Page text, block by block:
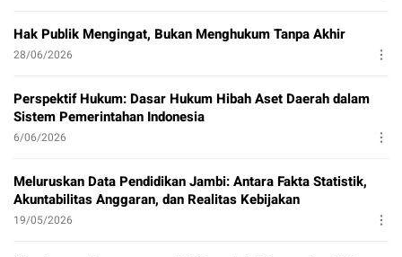
Hak Publik Mengingat, Bukan Menghukum Tanpa Akhir
28/06/2026
Perspektif Hukum: Dasar Hukum Hibah Aset Daerah dalam
Sistem Pemerintahan Indonesia
6/06/2026
Meluruskan Data Pendidikan Jambi: Antara Fakta Statistik,
Akuntabilitas Anggaran, dan Realitas Kebijakan
19/05/2026